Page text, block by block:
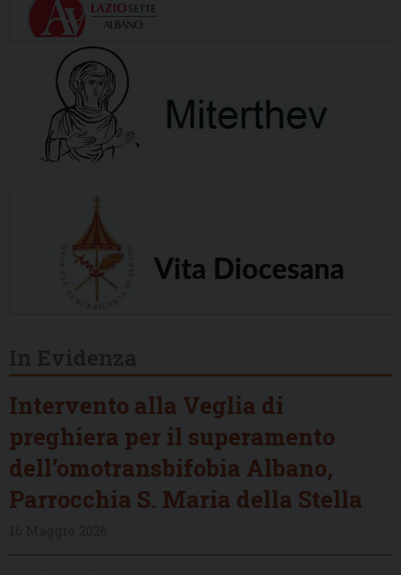
Intervento alla Veglia di
preghiera per il superamento
dell’omotransbifobia Albano,
Parrocchia S. Maria della Stella